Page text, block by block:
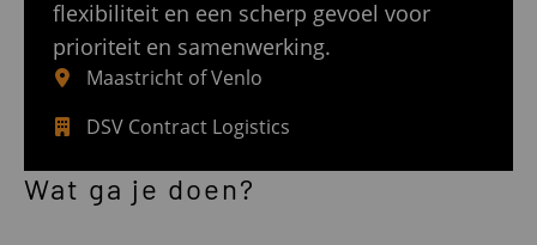
flexibiliteit en een scherp gevoel voor
prioriteit en samenwerking.
Maastricht of Venlo
DSV Contract Logistics
Wat ga je doen?